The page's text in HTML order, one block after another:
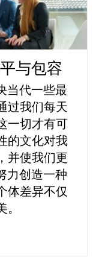
与包容
当代一些最
过我们每天
一切才有可
的文化对我
并使我们更
力创造一种
体差异不仅
。